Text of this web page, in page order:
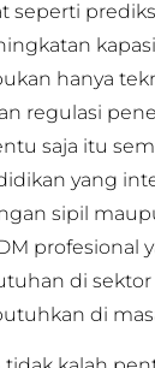
seperti
hanya
regulasi
saja itu
yang
sipil
profesional
di
di